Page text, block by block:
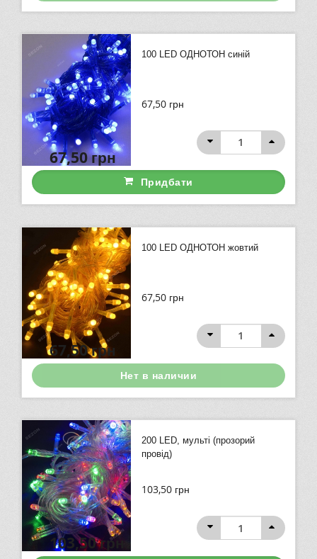
100 LED ОДНОТОН синій
67,50 грн
67,50грн
Придбати
100 LED ОДНОТОН жовтий
67,50 грн
67,50грн
Нет в наличии
200 LED, мульті (прозорий
провід)
103,50 грн
103,50грн